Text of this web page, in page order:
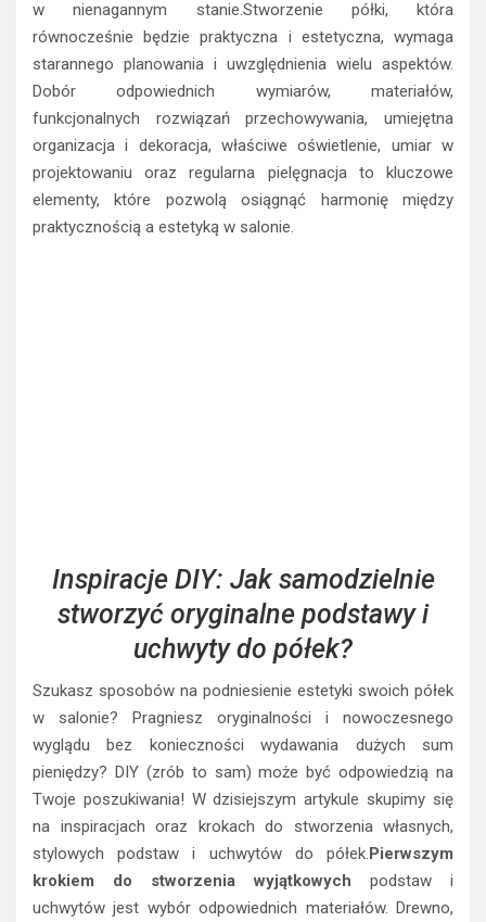
w nienagannym stanie.Stworzenie półki, która
równocześnie będzie praktyczna i estetyczna, wymaga
starannego planowania i uwzględnienia wielu aspektów.
Dobór odpowiednich wymiarów, materiałów,
funkcjonalnych rozwiązań przechowywania, umiejętna
organizacja i dekoracja, właściwe oświetlenie, umiar w
projektowaniu oraz regularna pielęgnacja to kluczowe
elementy, które pozwolą osiągnąć harmonię między
praktycznością a estetyką w salonie.
Inspiracje DIY: Jak samodzielnie
stworzyć oryginalne podstawy i
uchwyty do półek?
Szukasz sposobów na podniesienie estetyki swoich półek
w salonie? Pragniesz oryginalności i nowoczesnego
wyglądu bez konieczności wydawania dużych sum
pieniędzy? DIY (zrób to sam) może być odpowiedzią na
Twoje poszukiwania! W dzisiejszym artykule skupimy się
na inspiracjach oraz krokach do stworzenia własnych,
stylowych podstaw i uchwytów do półek.Pierwszym
krokiem do stworzenia wyjątkowych podstaw i
uchwytów jest wybór odpowiednich materiałów. Drewno,